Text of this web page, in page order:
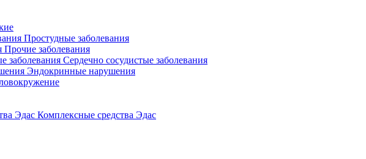
Простудные заболевания
Прочие заболевания
Сердечно сосудистые заболевания
Эндокринные нарушения
Комплексные средства Эдас